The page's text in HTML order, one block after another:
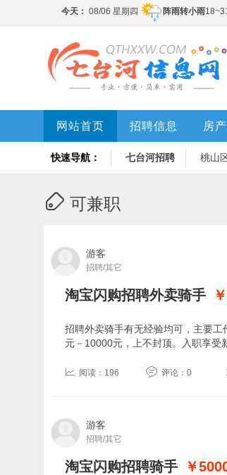
网站首页 招聘信息 房
快速导航： 七台河招聘 桃山
可兼职
游客
招聘/其它
淘宝闪购招聘外卖骑手
招聘外卖骑手有无经验均可，主要
元－10000元，上不封顶。入职享受
阅读：196 评论：0
游客
招聘/其它
淘宝闪购招聘骑手 ￥